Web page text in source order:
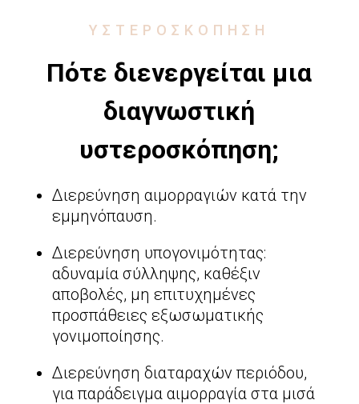
ΥΣΤΕΡΟΣΚΟΠΗΣΗ
Πότε διενεργείται μια
διαγνωστική
υστεροσκόπηση;
Διερεύνηση αιμορραγιών κατά την
εμμηνόπαυση.
Διερεύνηση υπογονιμότητας:
αδυναμία σύλληψης, καθέξιν
αποβολές, μη επιτυχημένες
προσπάθειες εξωσωματικής
γονιμοποίησης.
Διερεύνηση διαταραχών περιόδου,
για παράδειγμα αιμορραγία στα μισά